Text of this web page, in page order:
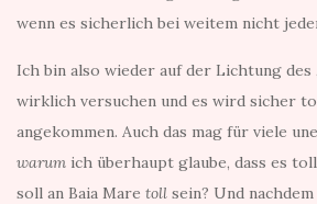
wenn es sicherlich bei weitem nicht
Ich bin also wieder auf der Lichtung des
wirklich versuchen und es wird sicher
angekommen. Auch das mag für viele
warum ich überhaupt glaube, dass es
soll an Baia Mare toll sein? Und